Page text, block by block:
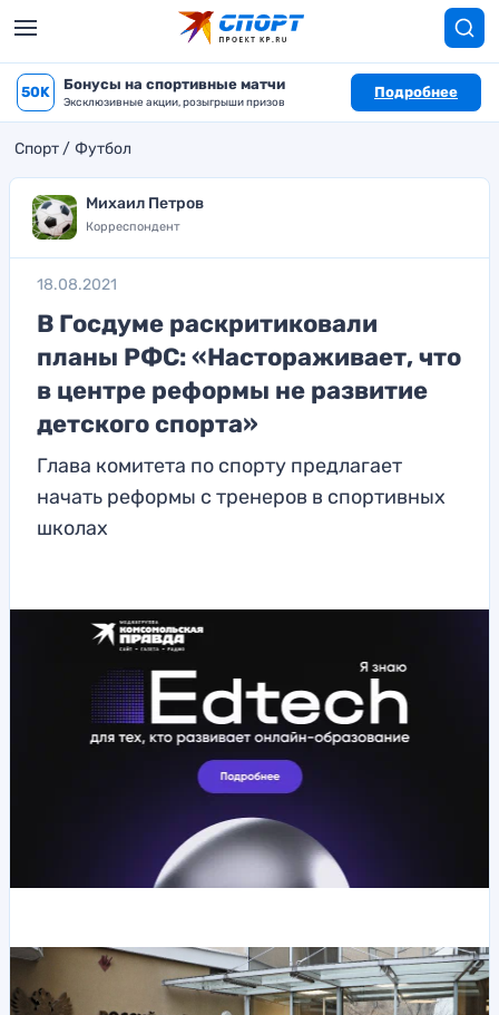
50K Бонусы на спортивные матчи
Эксклюзивные акции, розыгрыши призов
Подробнее
Спорт Футбол
Михаил Петров
Корреспондент
18.08.2021
В Госдуме раскритиковали
планы РФС: «Настораживает, что
в центре реформы не развитие
детского спорта»
Глава комитета по спорту предлагает
начать реформы с тренеров в спортивных
школах